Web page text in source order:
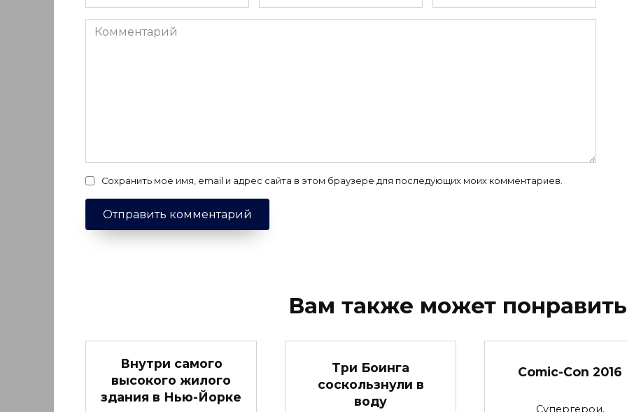
*
*
Комментарий
Сохранить моё имя, email и адрес сайта в этом браузере для последующих моих комментариев.
Вам также может
Внутри самого
высокого жилого
здания в Нью-Йорке
Три Боинга
соскользнули в
воду
Comic-Con 2016
Супергерои,